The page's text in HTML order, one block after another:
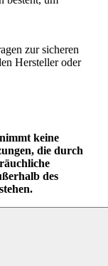
zur sicheren
Hersteller oder
keine
die durch
des